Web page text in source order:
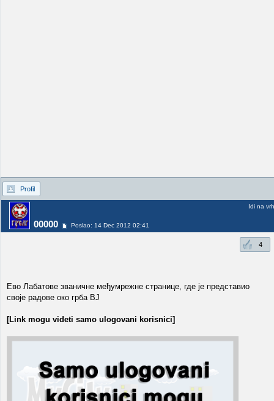
Profil
00000 Poslao: 14 Dec 2012 02:41
Idi na vrh
4
Ево Лабатове званичне међумрежне странице, где је представио
своје радове око грба ВЈ
[Link mogu videti samo ulogovani korisnici]